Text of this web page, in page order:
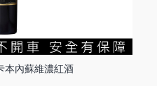
本內蘇維濃紅酒